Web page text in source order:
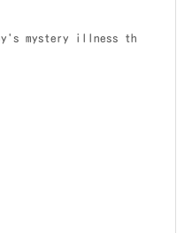
mystery illness th